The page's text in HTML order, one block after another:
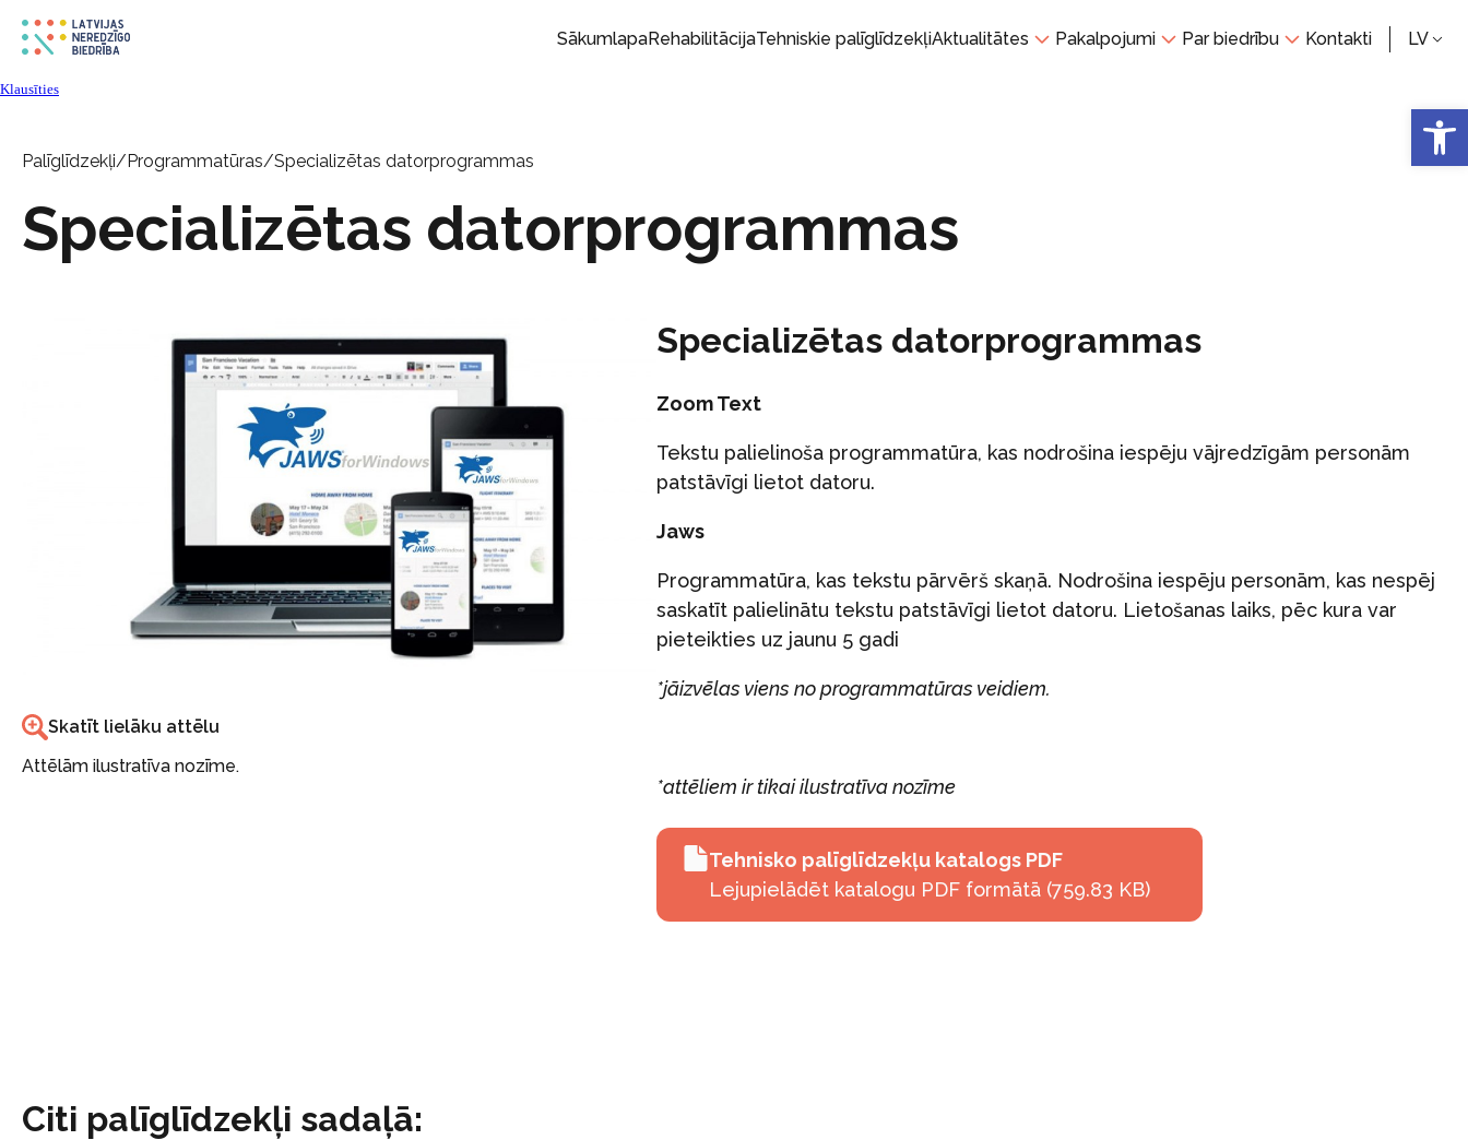
SākumlapaRehabilitācijaTehniskie palīglīdzekļiAktualitātes Pakalpojumi Par biedrību Kontakti LV
Klausīties
Palīglīdzekļi/Programmatūras/Specializētas datorprogrammas
Specializētas datorprogrammas
Skatīt lielāku attēlu
Attēlām ilustratīva nozīme.
Specializētas datorprogrammas
Zoom Text
Tekstu palielinoša programmatūra, kas nodrošina iespēju vājredzīgām personām
patstāvīgi lietot datoru.
Jaws
Programmatūra, kas tekstu pārvērš skaņā. Nodrošina iespēju personām, kas nespēj
saskatīt palielinātu tekstu patstāvīgi lietot datoru. Lietošanas laiks, pēc kura var
pieteikties uz jaunu 5 gadi
*jāizvēlas viens no programmatūras veidiem.
*attēliem ir tikai ilustratīva nozīme
Tehnisko palīglīdzekļu katalogs PDF
Lejupielādēt katalogu PDF formātā (759.83 KB)
Citi palīglīdzekļi sadaļā: